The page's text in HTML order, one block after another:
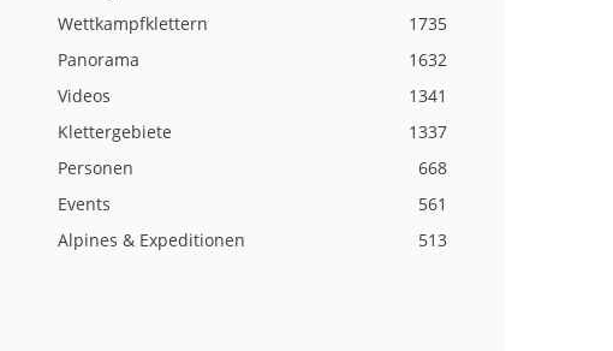
Wettkampfklettern
1735
Panorama
1632
Videos
1341
Klettergebiete
1337
Personen
668
Events
561
Alpines & Expeditionen
513